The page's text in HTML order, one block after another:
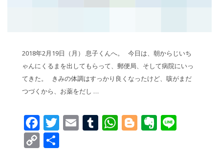
2018年2月19日（月） 息子くんへ。 今日は、朝からじいち
ゃんにくるまを出してもらって、郵便局、そして病院にいっ
てきた。 きみの体調はすっかり良くなったけど、咳がまだ
つづくから、お薬をだし …
Facebook
Twitter
EmailTumblr
WhatsApp
Blogger
Copy